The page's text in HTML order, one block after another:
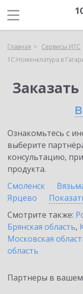
Главная Сервисы ИТС
1С:Номенклатура в
Ознакомьтесь с
выберите
консультацию,
продукта.
Смоленск
Ярцево
Смотрите также:
Брянская область,
Московская
область
Партнеры в вашем